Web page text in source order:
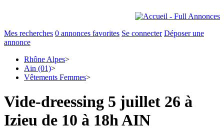
Mes recherches 0 annonces favorites Se connecter Déposer une
annonce
Rhône Alpes>
Ain (01)>
Vêtements Femmes>
Vide-dreessing 5 juillet 26 à
Izieu de 10 à 18h AIN